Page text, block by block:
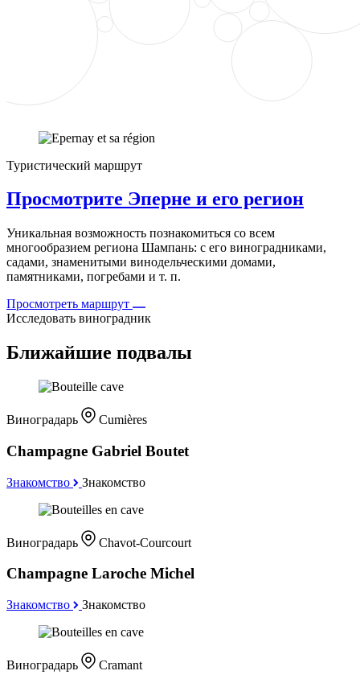
Туристический маршрут
Просмотрите Эперне и его регион
Уникальная возможность познакомиться со всем
многообразием региона Шампань: с его виноградниками,
садами, знаменитыми винодельческими домами,
памятниками, погребами и т. п.
Просмотреть маршрут
Исследовать виноградник
Ближайшие подвалы
Виноградарь Cumières
Champagne Gabriel Boutet
Знакомство Знакомство
Виноградарь Chavot-Courcourt
Champagne Laroche Michel
Знакомство Знакомство
Виноградарь Cramant